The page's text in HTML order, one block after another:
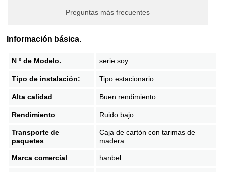
Preguntas más frecuentes